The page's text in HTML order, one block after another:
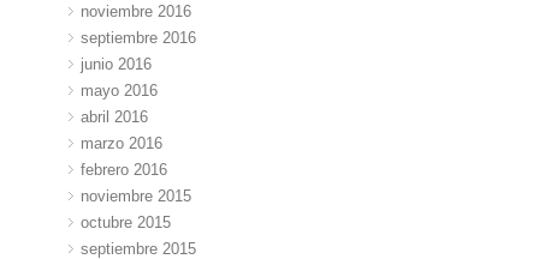
noviembre 2016
septiembre 2016
junio 2016
mayo 2016
abril 2016
marzo 2016
febrero 2016
noviembre 2015
octubre 2015
septiembre 2015